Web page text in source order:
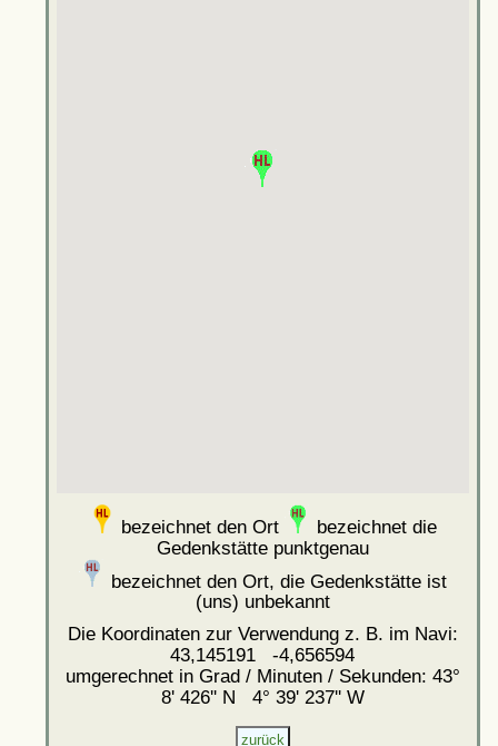
bezeichnet den Ort
bezeichnet die
Gedenkstätte punktgenau
bezeichnet den Ort, die Gedenkstätte ist
(uns) unbekannt
Die Koordinaten zur Verwendung z. B. im Navi:
43,145191 -4,656594
umgerechnet in Grad / Minuten / Sekunden: 43°
8' 426'' N 4° 39' 237'' W